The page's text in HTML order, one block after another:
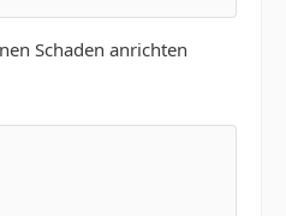
Schaden anrichten